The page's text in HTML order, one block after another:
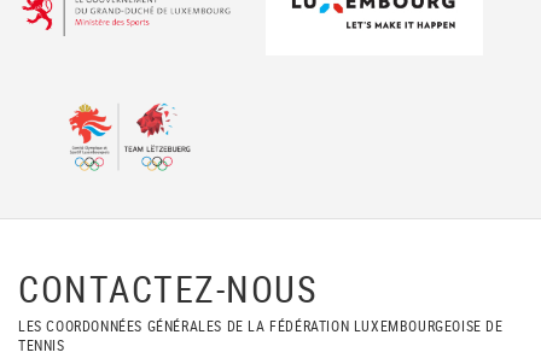
CONTACTEZ-NOUS
LES COORDONNÉES GÉNÉRALES DE LA FÉDÉRATION LUXEMBOURGEOISE DE
TENNIS